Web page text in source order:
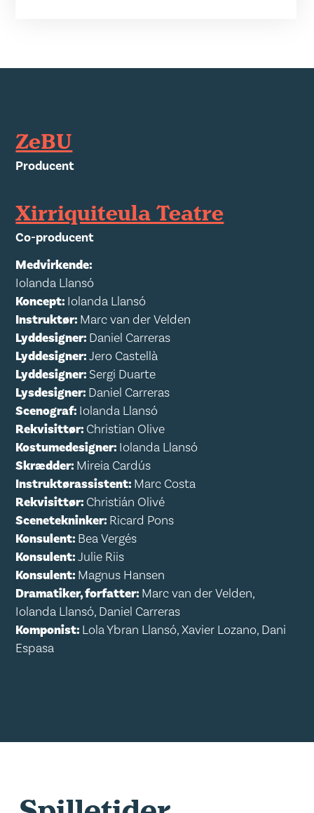
ZeBU
Producent
Xirriquiteula Teatre
Co-producent
Medvirkende:
Iolanda Llansó
Koncept: Iolanda Llansó
Instruktør: Marc van der Velden
Lyddesigner: Daniel Carreras
Lyddesigner:Jero Castellà
Lyddesigner:Sergi Duarte
Lysdesigner: Daniel Carreras
Scenograf: Iolanda Llansó
Rekvisittør: Christian Olive
Kostumedesigner: Iolanda Llansó
Skrædder: Mireia Cardús
Instruktørassistent: Marc Costa
Rekvisittør: Christián Olivé
Scenetekninker: Ricard Pons
Konsulent: Bea Vergés
Konsulent:Julie Riis
Konsulent: Magnus Hansen
Dramatiker, forfatter: Marc van der Velden,
Iolanda Llansó, Daniel Carreras
Komponist: Lola Ybran Llansó, Xavier Lozano, Dani
Espasa